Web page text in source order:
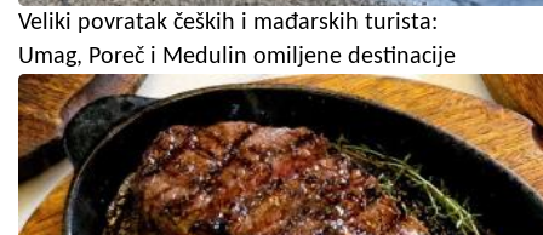
Veliki povratak čeških i mađarskih turista:
Umag, Poreč i Medulin omiljene destinacije